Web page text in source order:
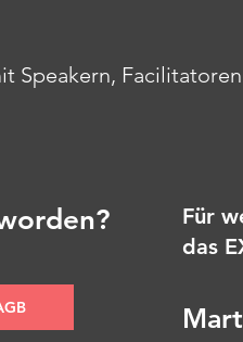
Speakern,
Für
das